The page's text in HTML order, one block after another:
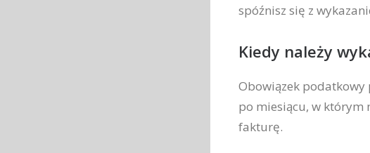
spóźnisz się z
Kiedy należy
Obowiązek podatkowy
po miesiącu, w którym
fakturę.